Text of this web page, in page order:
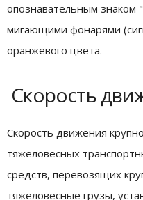
опознавательным знаком
мигающими фонарями
оранжевого цвета.
Скорость
Скорость движения
тяжеловесных
средств, перевозящих
тяжеловесные грузы,